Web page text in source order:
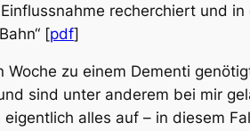
recherchiert und
[pdf]
zu einem Dementi
sind unter anderem bei mir
alles auf – in diesem